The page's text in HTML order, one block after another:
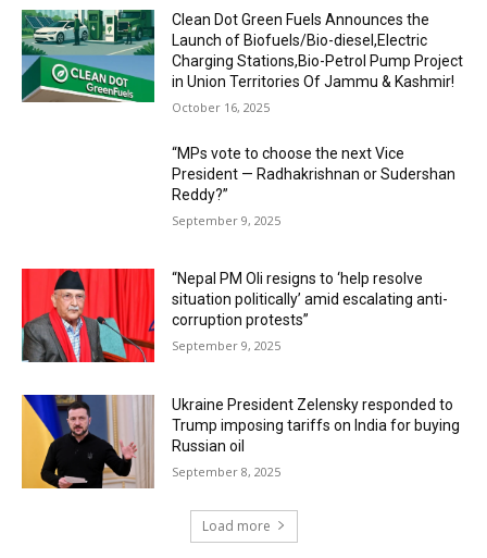
Clean Dot Green Fuels Announces the
Launch of Biofuels/Bio-diesel,Electric
Charging Stations,Bio-Petrol Pump Project
in Union Territories Of Jammu & Kashmir!
October 16, 2025
“MPs vote to choose the next Vice
President — Radhakrishnan or Sudershan
Reddy?”
September 9, 2025
“Nepal PM Oli resigns to ‘help resolve
situation politically’ amid escalating anti-
corruption protests”
September 9, 2025
Ukraine President Zelensky responded to
Trump imposing tariffs on India for buying
Russian oil
September 8, 2025
Load more